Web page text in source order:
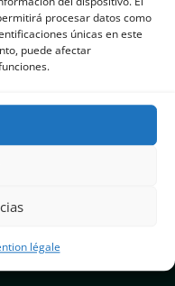
procesar datos como
únicas en este
puede afectar
légale